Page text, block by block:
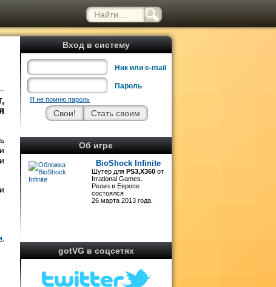
Вход в систему
Ник или e-mail
Пароль
Я не помню пароль
Об игре
BioShock Infinite
Шутер для PS3,X360 от
Irrational Games.
Релиз в Европе
состоялся
26 марта 2013 года.
gotVG в соцсетях